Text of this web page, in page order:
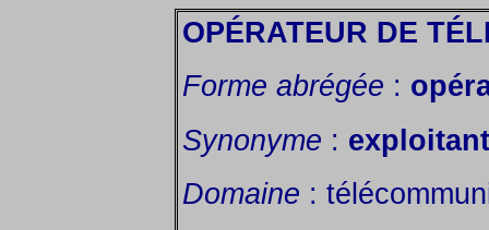
OPÉRATEUR DE
Forme abrégée :
Synonyme : exploitant
Domaine :